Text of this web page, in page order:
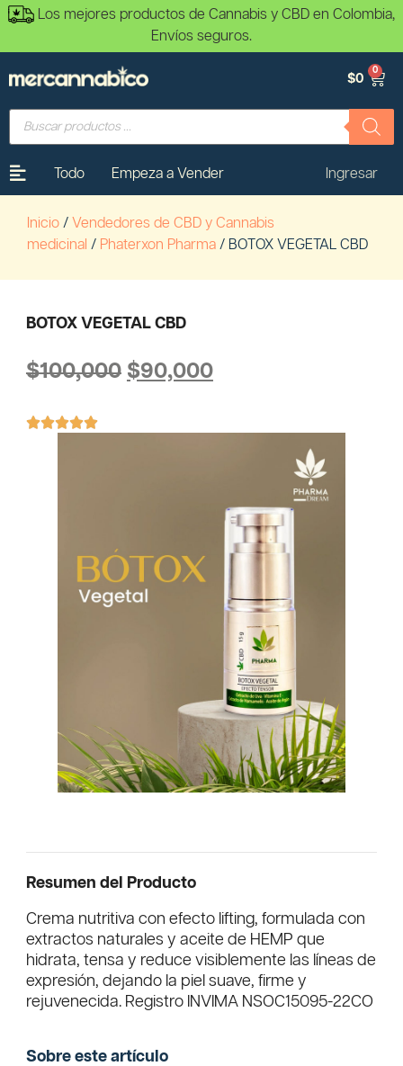
Los mejores productos de Cannabis y CBD en Colombia,
Envíos seguros.
$0
0
Todo Empeza a Vender Ingresar
Inicio / Vendedores de CBD y Cannabis
medicinal / Phaterxon Pharma / BOTOX VEGETAL CBD
BOTOX VEGETAL CBD
$100,000 $90,000

Resumen del Producto
Crema nutritiva con efecto lifting, formulada con
extractos naturales y aceite de HEMP que
hidrata, tensa y reduce visiblemente las líneas de
expresión, dejando la piel suave, firme y
rejuvenecida. Registro INVIMA NSOC15095-22CO
Sobre este artículo